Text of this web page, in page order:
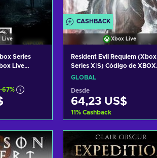
Live
Series
Live
-67%
CASHBACK
Xbox Live
Resident Evil Requiem (Xbox
Series X|S) Código de XBOX
LIVE GLOBAL
GLOBAL
Desde
64,23 US$
11% Cashback
Añadir al carrito
Ver ofertas